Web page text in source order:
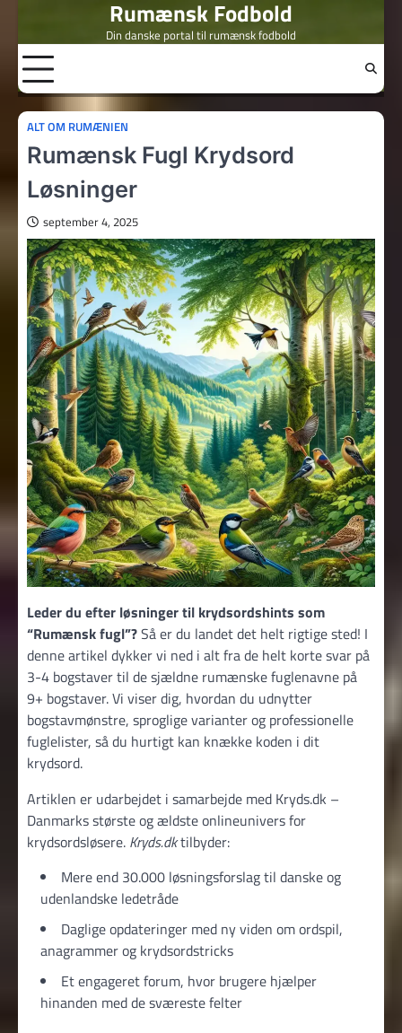
content
Rumænsk Fodbold
Din danske portal til rumænsk fodbold
ALT OM RUMÆNIEN
Rumænsk Fugl Krydsord
Løsninger
september 4, 2025
Leder du efter løsninger til krydsordshints som
“Rumænsk fugl”?Så er du landet det helt rigtige sted! I
denne artikel dykker vi ned i alt fra de helt korte svar på
3-4 bogstaver til de sjældne rumænske fuglenavne på
9+ bogstaver. Vi viser dig, hvordan du udnytter
bogstavmønstre, sproglige varianter og professionelle
fuglelister, så du hurtigt kan knække koden i dit
krydsord.
Artiklen er udarbejdet i samarbejde med Kryds.dk –
Danmarks største og ældste onlineunivers for
krydsordsløsere. Kryds.dktilbyder:
Mere end 30.000 løsningsforslag til danske og
udenlandske ledetråde
Daglige opdateringer med ny viden om ordspil,
anagrammer og krydsordstricks
Et engageret forum, hvor brugere hjælper
hinanden med de sværeste felter